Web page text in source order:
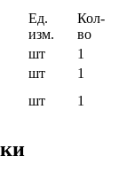
Ед.
изм.
Кол-
во
шт
1
шт
1
шт 1